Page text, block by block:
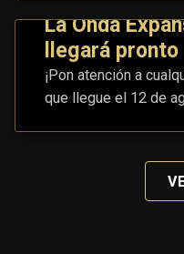
La Onda
llegará pronto
¡Pon atención a
que llegue el 12 de